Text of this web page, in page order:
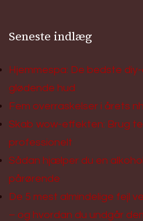
Seneste indlæg
Hjemmespa: De bedste
glødende hud
Fem overraskelser i årets
Skab wow-effekten: Brug
professionelt
Sådan hjælper du en
pårørende
De 5 mest almindelige fejl
– og hvordan du undgår